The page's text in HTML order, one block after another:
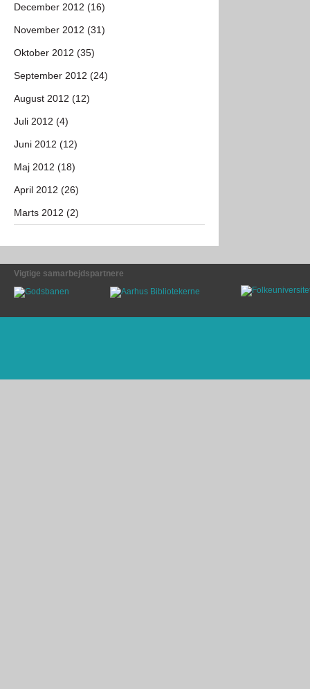
December 2012 (16)
November 2012 (31)
Oktober 2012 (35)
September 2012 (24)
August 2012 (12)
Juli 2012 (4)
Juni 2012 (12)
Maj 2012 (18)
April 2012 (26)
Marts 2012 (2)
Vigtige samarbejdspartnere